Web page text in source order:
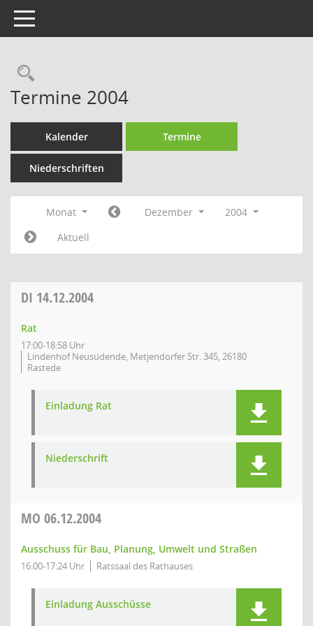
Toggle navigation
Rechercheauswahl
Termine 2004
Kalender Termine
Niederschriften
Monat Dezember
2004
Aktuell
DI 14.12.2004
Rat
17:00-18:58 Uhr
Lindenhof Neusüdende, Metjendorfer Str. 345, 26180
Rastede
Einladung Rat
Niederschrift
MO 06.12.2004
Ausschuss für Bau, Planung, Umwelt und Straßen
16:00-17:24 Uhr Ratssaal des Rathauses
Einladung Ausschüsse